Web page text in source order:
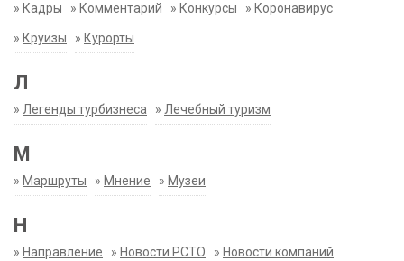
» Кадры » Комментарий » Конкурсы » Коронавирус
» Круизы » Курорты
Л
» Легенды турбизнеса » Лечебный туризм
М
» Маршруты » Мнение » Музеи
Н
» Направление » Новости РСТО » Новости компаний